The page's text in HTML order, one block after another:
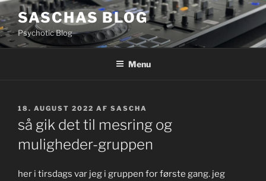
Videre
til
indhold
SASCHAS BLOG
Psychotic Blog
Menu
UDGIVET
DEN
18. AUGUST 2022 AF SASCHA
så gik det til mesring og
muligheder-gruppen
her i tirsdags var jeg i gruppen for første gang. jeg